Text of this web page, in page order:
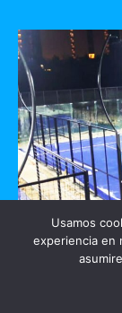
Usamos
experiencia en